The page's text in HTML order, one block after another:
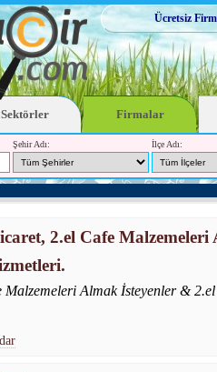
Ücretsiz
Sektörler Firmalar
Şehir Adı: İlçe Adı:
2.el Cafe Malzemeleri
Malzemeleri Almak İsteyenler &